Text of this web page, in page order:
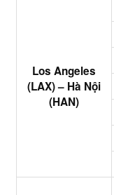
Los Angeles
(LAX) – Hà Nội
(HAN)